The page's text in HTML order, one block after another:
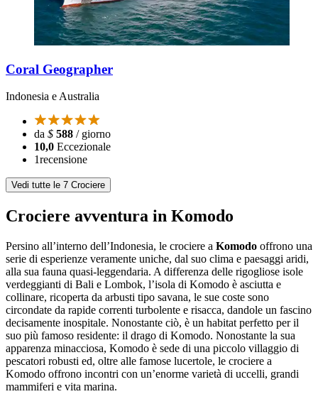
Coral Geographer
Indonesia e Australia
da $ 588 / giorno
10,0 Eccezionale
1recensione
Vedi tutte le 7 Crociere
Crociere avventura in Komodo
Persino all’interno dell’Indonesia, le crociere a Komodo offrono una
serie di esperienze veramente uniche, dal suo clima e paesaggi aridi,
alla sua fauna quasi-leggendaria. A differenza delle rigogliose isole
verdeggianti di Bali e Lombok, l’isola di Komodo è asciutta e
collinare, ricoperta da arbusti tipo savana, le sue coste sono
circondate da rapide correnti turbolente e risacca, dandole un fascino
decisamente inospitale. Nonostante ciò, è un habitat perfetto per il
suo più famoso residente: il drago di Komodo. Nonostante la sua
apparenza minacciosa, Komodo è sede di una piccolo villaggio di
pescatori robusti ed, oltre alle famose lucertole, le crociere a
Komodo offrono incontri con un’enorme varietà di uccelli, grandi
mammiferi e vita marina.